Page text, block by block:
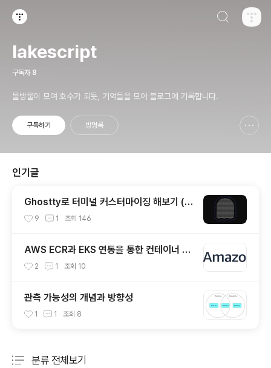
lakescript
구독자 8
물방울이 모여 호수가 되듯, 기억들을 모아 블로그에 기록합니다.
구독하기 방명록
인기글
Ghostty로 터미널 커스터마이징 해보기 (한
글 폰트 적용)
9 1 조회 146
AWS ECR과 EKS 연동을 통한 컨테이너 이
미지 배포하기
2 1 조회 10
관측 가능성의 개념과 방향성
1 1 조회 8
분류 전체보기